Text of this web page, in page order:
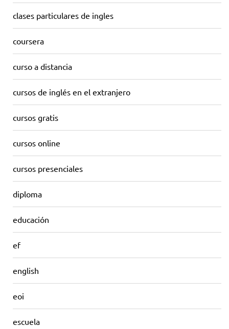
clases particulares de ingles
coursera
curso a distancia
cursos de inglés en el extranjero
cursos gratis
cursos online
cursos presenciales
diploma
educación
ef
english
eoi
escuela